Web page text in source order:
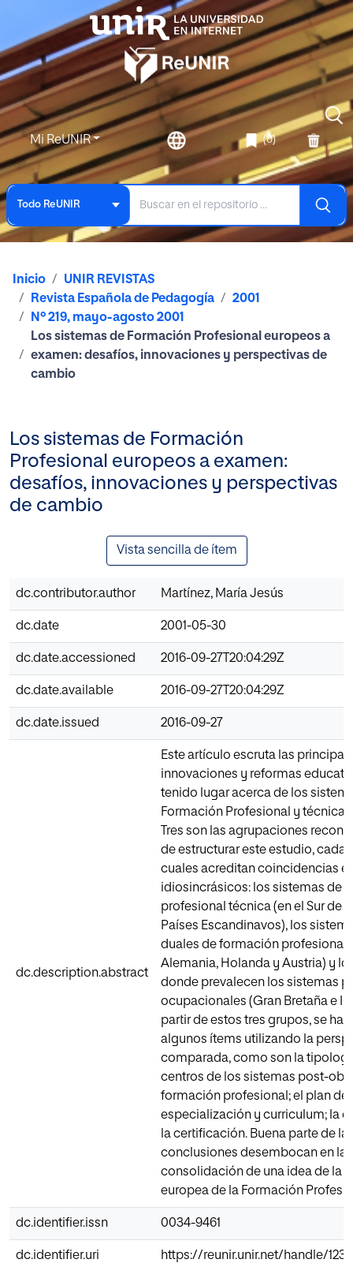
Mi ReUNIR (0)
Todo ReUNIR
Inicio
UNIR REVISTAS
Revista Española de Pedagogía
2001
Nº 219, mayo-agosto 2001
Los sistemas de Formación Profesional europeos a
examen: desafíos, innovaciones y perspectivas de
cambio
Los sistemas de Formación
Profesional europeos a examen:
desafíos, innovaciones y perspectivas
de cambio
Vista sencilla de ítem
dc.contributor.author Martínez, María Jesús
dc.date 2001-05-30
dc.date.accessioned 2016-09-27T20:04:29Z
dc.date.available 2016-09-27T20:04:29Z
dc.date.issued 2016-09-27
dc.description.abstract
Este artículo escruta las
innovaciones y reformas
tenido lugar acerca de los
Formación Profesional y técnica
Tres son las agrupaciones
de estructurar este estudio, cada
cuales acreditan coincidencias
idiosincrásicos: los sistemas de
profesional técnica (en el Sur de
Países Escandinavos), los
duales de formación profesional
Alemania, Holanda y Austria) y
donde prevalecen los sistemas
ocupacionales (Gran Bretaña e
partir de estos tres grupos, se
algunos ítems utilizando la
comparada, como son la
centros de los sistemas post-
formación profesional; el plan de
especialización y curriculum; la
la certificación. Buena parte de
conclusiones desembocan en la
consolidación de una idea de la
europea de la Formación
dc.identifier.issn 0034-9461
dc.identifier.uri https://reunir.unir.net/handle/